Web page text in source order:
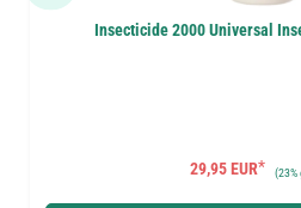
Insecticide 2000 Universal
29,95 EUR* (23%